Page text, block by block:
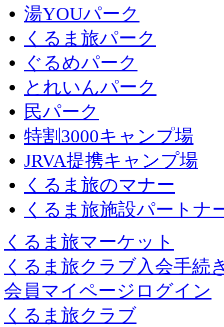
湯YOUパーク
くるま旅パーク
ぐるめパーク
とれいんパーク
民パーク
特割3000キャンプ場
JRVA提携キャンプ場
くるま旅のマナー
くるま旅施設パートナ
くるま旅マーケット
くるま旅クラブ入会手続
会員マイページログイン
くるま旅クラブ